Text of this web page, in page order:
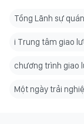
Tổng Lãnh sự
i Trung tâm giao
chương trình giao
Một ngày trải